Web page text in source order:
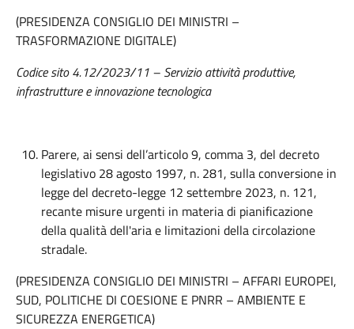
(PRESIDENZA CONSIGLIO DEI MINISTRI –
TRASFORMAZIONE DIGITALE)
Codice sito 4.12/2023/11 – Servizio attività produttive,
infrastrutture e innovazione tecnologica
Parere, ai sensi dell’articolo 9, comma 3, del decreto
legislativo 28 agosto 1997, n. 281, sulla conversione in
legge del decreto-legge 12 settembre 2023, n. 121,
recante misure urgenti in materia di pianificazione
della qualità dell'aria e limitazioni della circolazione
stradale.
(PRESIDENZA CONSIGLIO DEI MINISTRI – AFFARI EUROPEI,
SUD, POLITICHE DI COESIONE E PNRR – AMBIENTE E
SICUREZZA ENERGETICA)